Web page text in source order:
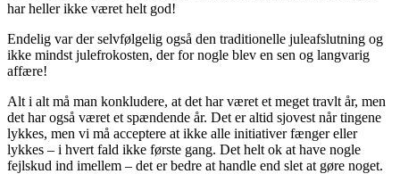
har heller ikke været helt god!
Endelig var der selvfølgelig også den traditionelle juleafslutning og
ikke mindst julefrokosten, der for nogle blev en sen og langvarig
affære!
Alt i alt må man konkludere, at det har været et meget travlt år, men
det har også været et spændende år. Det er altid sjovest når tingene
lykkes, men vi må acceptere at ikke alle initiativer fænger eller
lykkes – i hvert fald ikke første gang. Det helt ok at have nogle
fejlskud ind imellem – det er bedre at handle end slet at gøre noget.